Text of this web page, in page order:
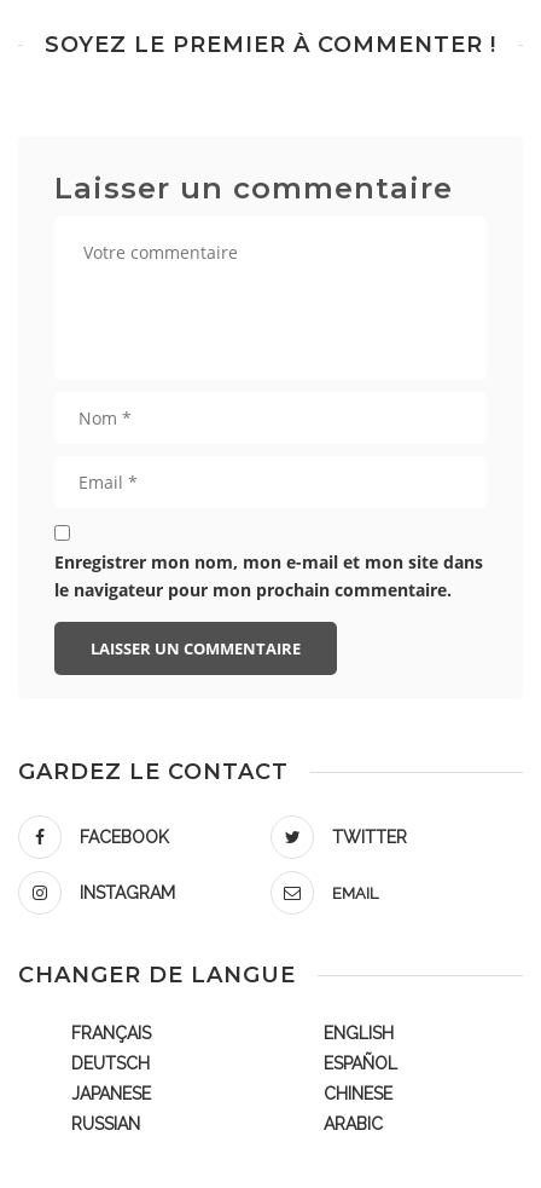
SOYEZ LE PREMIER À COMMENTER !
Laisser un commentaire
Enregistrer mon nom, mon e-mail et mon site dans
le navigateur pour mon prochain commentaire.
GARDEZ LE CONTACT
FACEBOOK TWITTER
INSTAGRAM EMAIL
CHANGER DE LANGUE
FRANÇAIS
ENGLISH
DEUTSCH
ESPAÑOL
JAPANESE
CHINESE
RUSSIAN
ARABIC